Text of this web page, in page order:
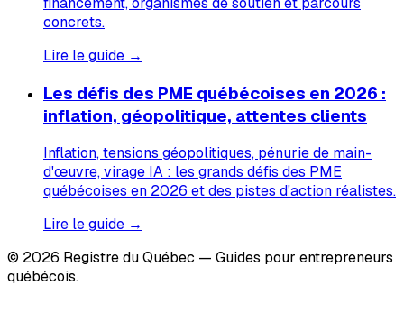
concrets.
Lire le guide →
Les défis des PME québécoises en 2026 :
inflation, géopolitique, attentes clients
Inflation, tensions géopolitiques, pénurie de main-
d'œuvre, virage IA : les grands défis des PME
québécoises en 2026 et des pistes d'action réalistes.
Lire le guide →
© 2026 Registre du Québec — Guides pour entrepreneurs
québécois.